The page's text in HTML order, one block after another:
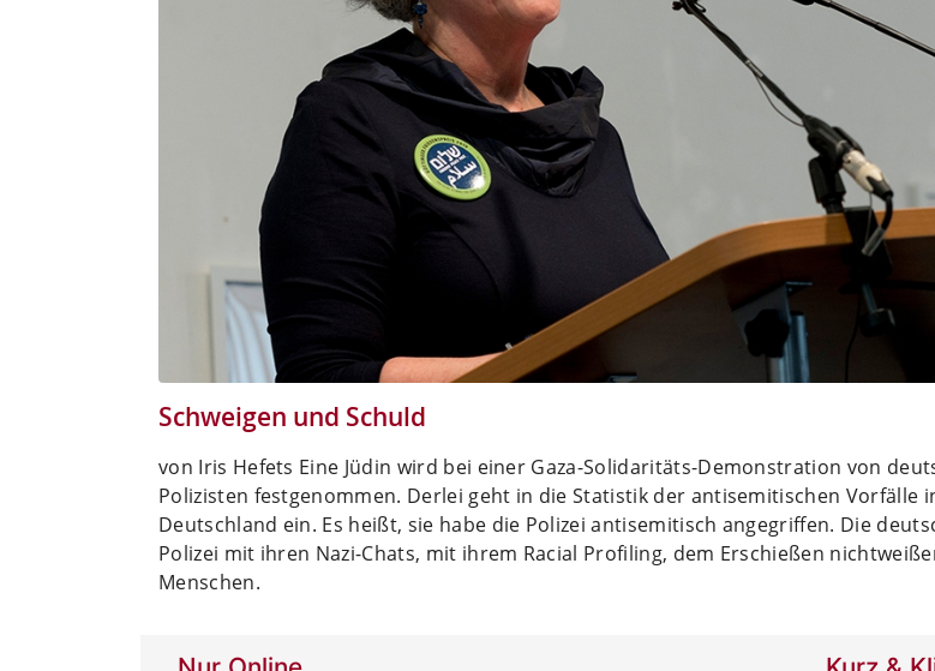
Schweigen und Schuld
von Iris Hefets Eine Jüdin wird bei einer Gaza-Solidaritäts-Demonstration von
Polizisten festgenommen. Derlei geht in die Statistik der antisemitischen Vorfälle
Deutschland ein. Es heißt, sie habe die Polizei antisemitisch angegriffen. Die
Polizei mit ihren Nazi-Chats, mit ihrem Racial Profiling, dem Erschießen
Menschen.